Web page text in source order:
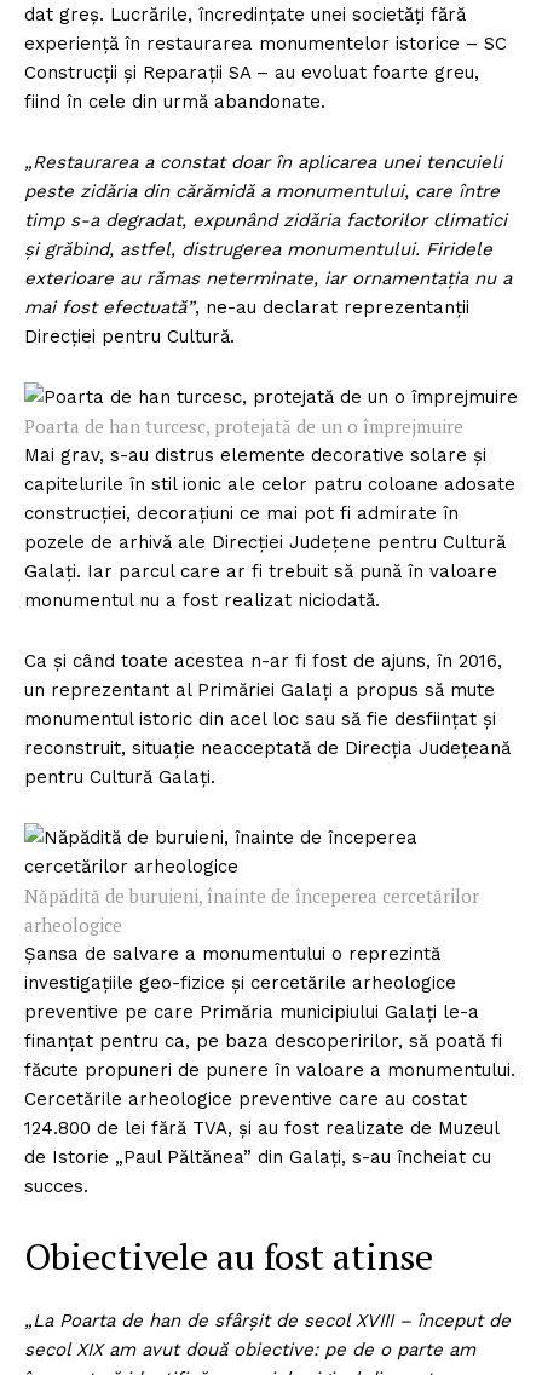
dat greş. Lucrările, încredinţate unei societăţi fără
experiență în restaurarea monumentelor istorice – SC
Construcţii şi Reparaţii SA – au evoluat foarte greu,
fiind în cele din urmă abandonate.
„Restaurarea a constat doar în aplicarea unei tencuieli
peste zidăria din cărămidă a monumentului, care între
timp s-a degradat, expunând zidăria factorilor climatici
şi grăbind, astfel, distrugerea monumentului. Firidele
exterioare au rămas neterminate, iar ornamentaţia nu a
mai fost efectuată”, ne-au declarat reprezentanţii
Direcţiei pentru Cultură.
Poarta de han turcesc, protejată de un o împrejmuire
Mai grav, s-au distrus elemente decorative solare şi
capitelurile în stil ionic ale celor patru coloane adosate
construcţiei, decoraţiuni ce mai pot fi admirate în
pozele de arhivă ale Direcţiei Judeţene pentru Cultură
Galaţi. Iar parcul care ar fi trebuit să pună în valoare
monumentul nu a fost realizat niciodată.
Ca şi când toate acestea n-ar fi fost de ajuns, în 2016,
un reprezentant al Primăriei Galați a propus să mute
monumentul istoric din acel loc sau să fie desfiinţat şi
reconstruit, situaţie neacceptată de Direcţia Judeţeană
pentru Cultură Galaţi.
Năpădită de buruieni, înainte de începerea cercetărilor
arheologice
Şansa de salvare a monumentului o reprezintă
investigaţiile geo-fizice şi cercetările arheologice
preventive pe care Primăria municipiului Galaţi le-a
finanţat pentru ca, pe baza descoperirilor, să poată fi
făcute propuneri de punere în valoare a monumentului.
Cercetările arheologice preventive care au costat
124.800 de lei fără TVA, şi au fost realizate de Muzeul
de Istorie „Paul Păltănea” din Galaţi, s-au încheiat cu
succes.
Obiectivele au fost atinse
„La Poarta de han de sfârşit de secol XVIII – început de
secol XIX am avut două obiective: pe de o parte am